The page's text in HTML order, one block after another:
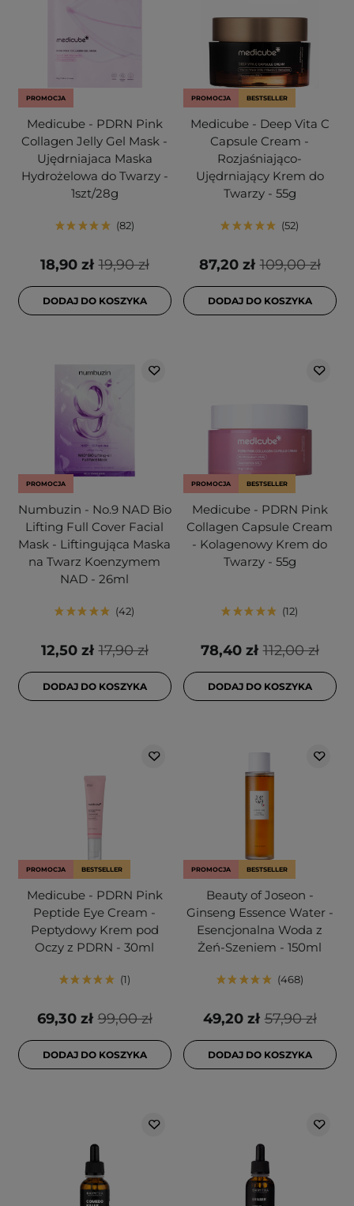
PROMOCJA
Medicube - PDRN Pink
Collagen Jelly Gel Mask -
Ujędrniajaca Maska
Hydrożelowa do Twarzy -
1szt/28g
82
19,90 zł
18,90 zł
DODAJ DO KOSZYKA
PROMOCJA BESTSELLER
Medicube - Deep Vita C
Capsule Cream -
Rozjaśniająco-
Ujędrniający Krem do
Twarzy - 55g
52
109,00 zł
87,20 zł
DODAJ DO KOSZYKA
PROMOCJA
Numbuzin - No.9 NAD Bio
Lifting Full Cover Facial
Mask - Liftingująca Maska
na Twarz Koenzymem
NAD - 26ml
42
17,90 zł
12,50 zł
DODAJ DO KOSZYKA
PROMOCJA BESTSELLER
Medicube - PDRN Pink
Collagen Capsule Cream
- Kolagenowy Krem do
Twarzy - 55g
12
112,00 zł
78,40 zł
DODAJ DO KOSZYKA
PROMOCJA BESTSELLER
Medicube - PDRN Pink
Peptide Eye Cream -
Peptydowy Krem pod
Oczy z PDRN - 30ml
1
99,00 zł
69,30 zł
DODAJ DO KOSZYKA
PROMOCJA BESTSELLER
Beauty of Joseon -
Ginseng Essence Water -
Esencjonalna Woda z
Żeń-Szeniem - 150ml
468
57,90 zł
49,20 zł
DODAJ DO KOSZYKA